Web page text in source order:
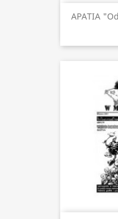
APATIA